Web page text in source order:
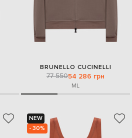
BRUNELLO CUCINELLI
77 55054 286 грн
ML
NEW
- 30%